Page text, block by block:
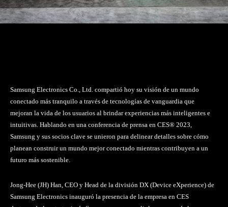
Samsung Electronics Co., Ltd. compartió hoy su visión de un mundo
conectado más tranquilo a través de tecnologías de vanguardia que
mejoran la vida de los usuarios al brindar experiencias más inteligentes e
intuitivas. Hablando en una conferencia de prensa en CES® 2023,
Samsung y sus socios clave se unieron para delinear detalles sobre cómo
planean construir un mundo mejor conectado mientras contribuyen a un
futuro más sostenible.
Jong-Hee (JH) Han, CEO y Head de la división DX (Device eXperience) de
Samsung Electronics inauguró la presencia de la empresa en CES